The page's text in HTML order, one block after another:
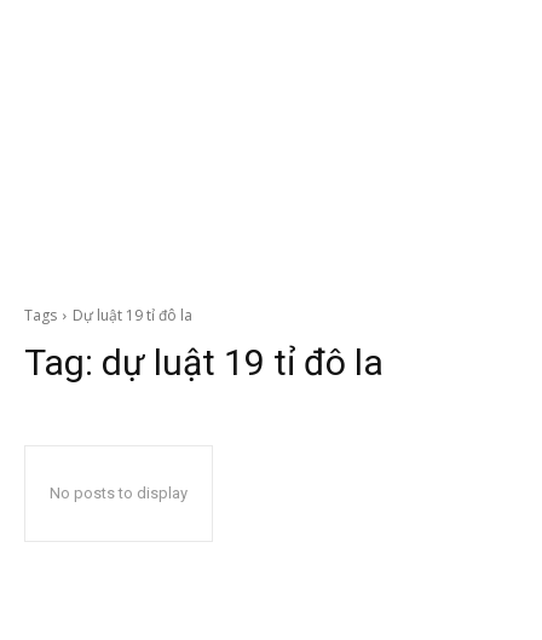
Tags Dự luật 19 tỉ đô la
Tag: dự luật 19 tỉ đô la
No posts to display